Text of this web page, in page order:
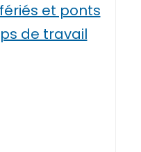
et ponts
de travail